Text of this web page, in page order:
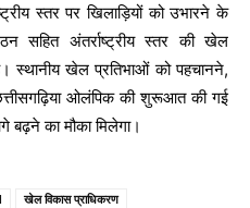
स्तर पर खिलाड़ियों को उभारने के
सहित अंतर्राष्ट्रीय स्तर की खेल
स्थानीय खेल प्रतिभाओं को पहचानने,
ओलंपिक की शुरूआत की गई
का मौका मिलेगा।
खेल विकास प्राधिकरण